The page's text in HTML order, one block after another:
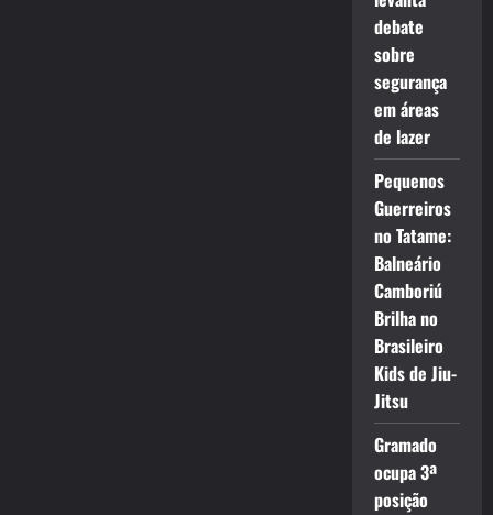
debate
sobre
segurança
em áreas
de lazer
Pequenos
Guerreiros
no Tatame:
Balneário
Camboriú
Brilha no
Brasileiro
Kids de Jiu-
Jitsu
Gramado
ocupa 3ª
posição